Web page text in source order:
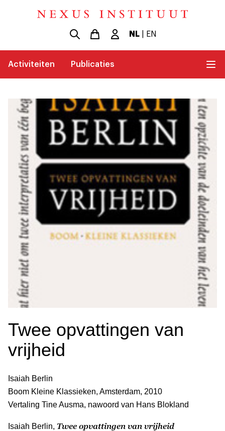
NL| EN
Activiteiten Publicaties
Twee opvattingen van
vrijheid
Isaiah Berlin
Boom Kleine Klassieken, Amsterdam, 2010
Vertaling Tine Ausma, nawoord van Hans Blokland
Isaiah Berlin, Twee opvattingen van vrijheid